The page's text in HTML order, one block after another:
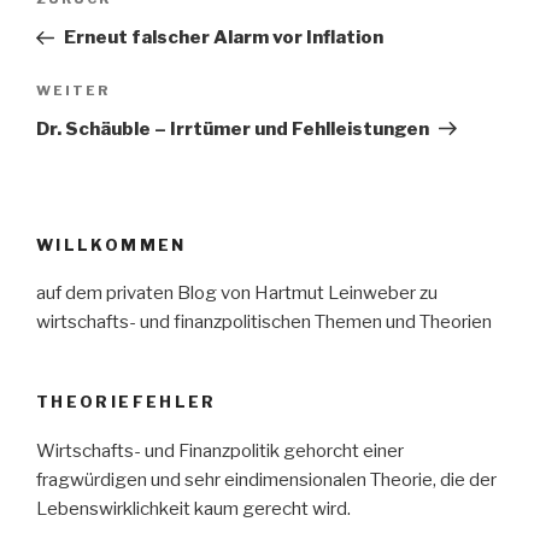
Beitrag
Erneut falscher Alarm vor Inflation
Nächster
Beitrag
WEITER
Dr. Schäuble – Irrtümer und Fehlleistungen
WILLKOMMEN
auf dem privaten Blog von Hartmut Leinweber zu
wirtschafts- und finanzpolitischen Themen und Theorien
THEORIEFEHLER
Wirtschafts- und Finanzpolitik gehorcht einer
fragwürdigen und sehr eindimensionalen Theorie, die der
Lebenswirklichkeit kaum gerecht wird.